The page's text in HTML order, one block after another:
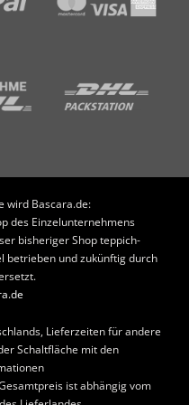
wird Bascara.de:
des Einzelunternehmens
bisheriger Shop teppich-
betrieben und zukünftig durch
Lieferzeiten für andere
Schaltfläche mit den
ist abhängig vom